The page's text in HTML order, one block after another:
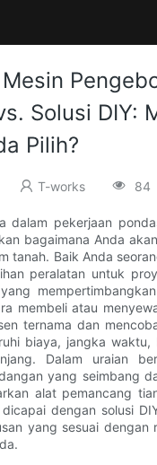
Solusi DIY:
Pilih?
T-works 84
dalam pekerjaan
bagaimana Anda
tanah. Baik Anda
peralatan untuk
membeli atau
ternama dan
biaya, jangka waktu,
Dalam uraian
yang seimbang
alat pemancang
dengan solusi
yang sesuai dengan